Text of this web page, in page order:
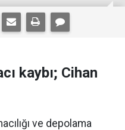
kaybı; Cihan
ve depolama